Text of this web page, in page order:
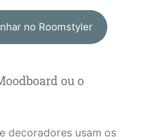
no Roomstyler
ou o
decoradores usam os